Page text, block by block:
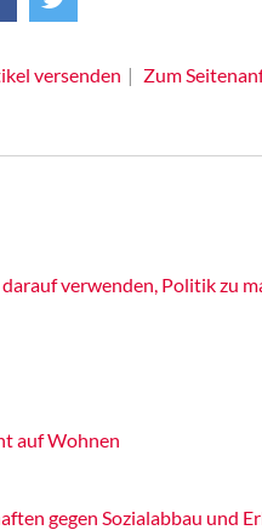
versenden Zum
verwenden, Politik zu
auf Wohnen
gegen Sozialabbau und